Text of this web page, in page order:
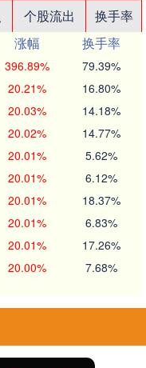
个股流出
换手率
涨幅
换手率
396.89% 79.39%
20.21% 16.80%
20.03% 14.18%
20.02% 14.77%
20.01% 5.62%
20.01% 6.12%
20.01% 18.37%
20.01% 6.83%
20.01% 17.26%
20.00% 7.68%